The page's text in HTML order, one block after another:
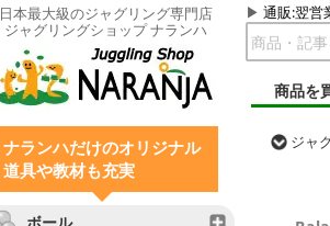
日本最大級のジャグリング専門店
ジャグリングショップ ナランハ
通販:翌営
商品を
ナランハだけのオリジナル
道具や教材も充実
ジャ